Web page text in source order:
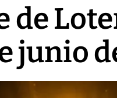
de
junio